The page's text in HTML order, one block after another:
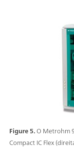
Figure 5.O Metrohm
Compact IC Flex